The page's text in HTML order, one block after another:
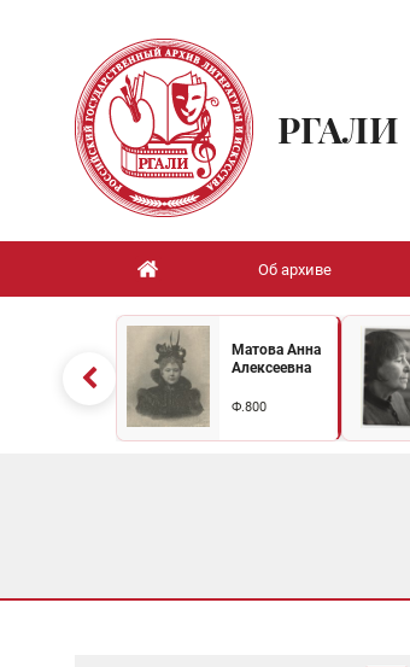
РГАЛИ
Об архиве
Матова Анна
Алексеевна
Ф.800